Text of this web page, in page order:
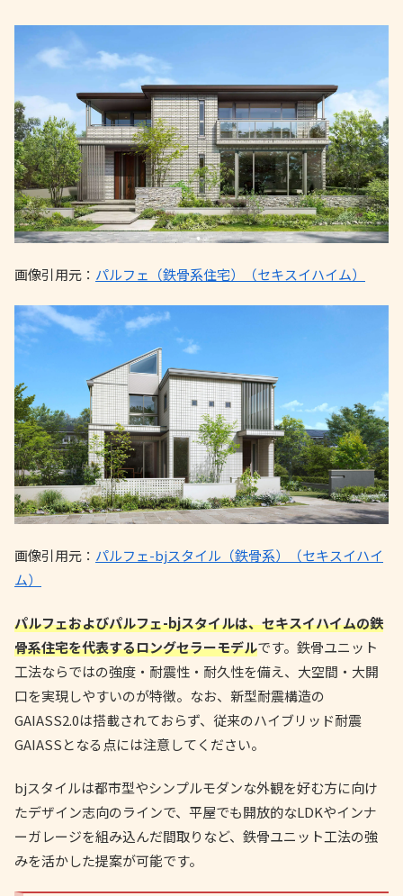
画像引用元： パルフェ（鉄骨系住宅）（セキスイハイム）
画像引用元： パルフェ-bjスタイル（鉄骨系）（セキスイハイ
ム）
パルフェおよびパルフェ-bjスタイルは、セキスイハイムの鉄
骨系住宅を代表するロングセラーモデルです。鉄骨ユニット
工法ならではの強度・耐震性・耐久性を備え、大空間・大開
口を実現しやすいのが特徴。なお、新型耐震構造の
GAIASS2.0は搭載されておらず、従来のハイブリッド耐震
GAIASSとなる点には注意してください。
bjスタイルは都市型やシンプルモダンな外観を好む方に向け
たデザイン志向のラインで、平屋でも開放的なLDKやインナ
ーガレージを組み込んだ間取りなど、鉄骨ユニット工法の強
みを活かした提案が可能です。